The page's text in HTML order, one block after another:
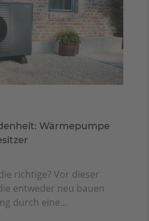
Wärmepumpe
richtige? Vor dieser
entweder neu bauen
durch eine...